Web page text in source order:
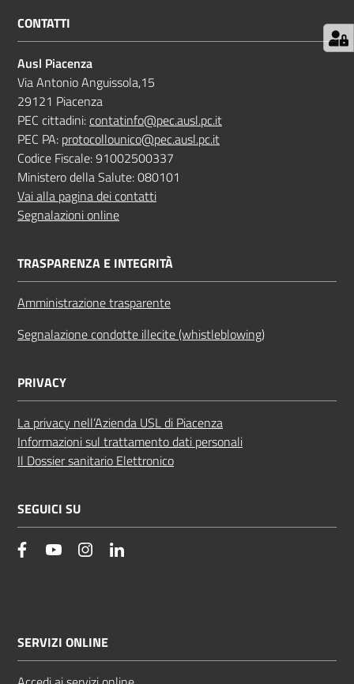
CONTATTI
Ausl Piacenza
Via Antonio Anguissola,15
29121 Piacenza
PEC cittadini:contatinfo@pec.ausl.pc.it
PEC PA: protocollounico@pec.ausl.pc.it
Codice Fiscale: 91002500337
Ministero della Salute: 080101
Vai alla pagina dei contatti
Segnalazioni online
TRASPARENZA E INTEGRITÀ
Amministrazione trasparente
Segnalazione condotte illecite (whistleblowing)
PRIVACY
La privacy nell’Azienda USL di Piacenza
Informazioni sul trattamento dati personali
Il Dossier sanitario Elettronico
SEGUICI SU
facebookYouTube Instagram
SERVIZI ONLINE